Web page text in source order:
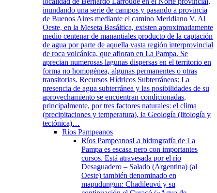
inundando una serie de campos y pasando a provincia
de Buenos Aires mediante el camino Meridiano V. Al
Oeste, en la Meseta Basáltica, existen aproximadamente
medio centenar de manantiales producto de la captación
de agua por parte de aquella vasta región interprovincial
de roca volcánica, que afloran en La Pampa. Se
aprecian numerosas lagunas dispersas en el territorio en
forma no homogénea, algunas permanentes o otras
transitorias. Recursos Hídricos Subterráneos: La
presencia de agua subterránea y las posibilidades de su
aprovechamiento se encuentran condicionadas,
principalmente, por tres factores naturales: el clima
(precipitaciones y temperatura), la Geología (litología y
tectónica)…
Ríos Pampeanos
Ríos PampeanosLa hidrografía de La
Pampa es escasa pero con importantes
cursos. Está atravesada por el río
Desaguadero – Salado (Argentina) (al
Oeste) también denominado en
mapudungun: Chadileuvú y su